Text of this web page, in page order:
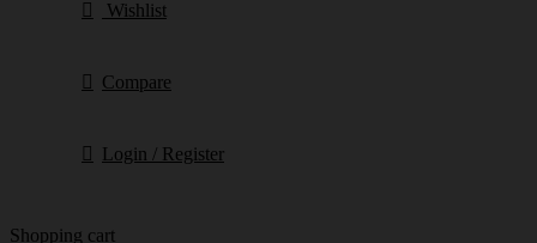
Wishlist
Compare
Login / Register
Shopping cart